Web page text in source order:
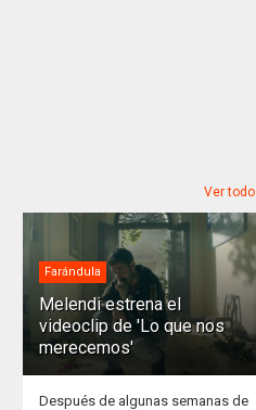
Ver todo
Farándula
Melendi estrena el
videoclip de 'Lo que nos
merecemos'
Después de algunas semanas de